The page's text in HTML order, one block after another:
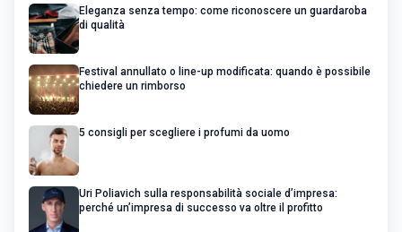
Eleganza senza tempo: come riconoscere un guardaroba
di qualità
Festival annullato o line-up modificata: quando è possibile
chiedere un rimborso
5 consigli per scegliere i profumi da uomo
Uri Poliavich sulla responsabilità sociale d’impresa:
perché un’impresa di successo va oltre il profitto